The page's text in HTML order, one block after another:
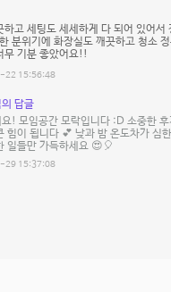
하고 세팅도 세세하게 다 되어 있어서
분위기에 화장실도 깨끗하고 청소
무 기분 좋았어요!!
22 15:56:48
답글
! 모임공간 모락입니다 :D 소중한
힘이 됩니다 💕 낮과 밤 온도차가 심
일들만 가득하세요 😍🎈
29 15:37:08